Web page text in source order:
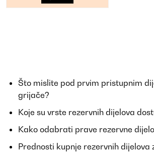
Što mislite pod prvim pristupnim
grijače?
Koje su vrste rezervnih dijelova
Kako odabrati prave rezervne
Prednosti kupnje rezervnih dijelova